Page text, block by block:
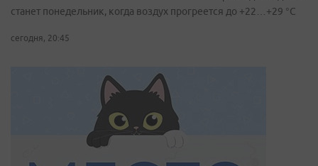
станет понедельник, когда воздух прогреется до +22…+29 °С
сегодня, 20:45